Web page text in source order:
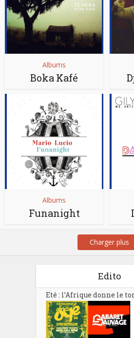
Albums
Boka Kafé
Albums
Funanight
Charger plus
Edito
Eté : l’Afrique donne le